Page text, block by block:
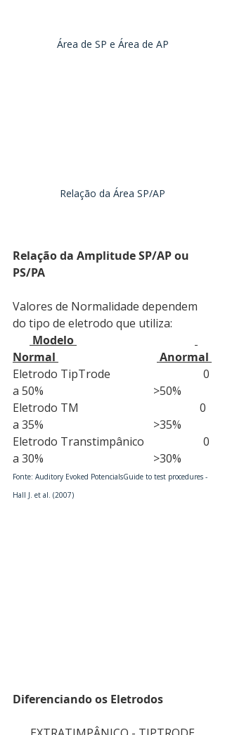
Área de SP e Área de AP
Relação da Área SP/AP
Relação da Amplitude SP/AP ou
PS/PA
Valores de Normalidade dependem
do tipo de eletrodo que utiliza:
Modelo
Normal
Anormal
Eletrodo TipTrode                                 0
a 50%                                       >50%
Eletrodo TM                                           0
a 35%                                       >35%
Eletrodo Transtimpânico                     0
a 30%                                       >30%
Fonte: Auditory Evoked PotencialsGuide to test procedures -
Hall J. et al. (2007)
Diferenciando os Eletrodos